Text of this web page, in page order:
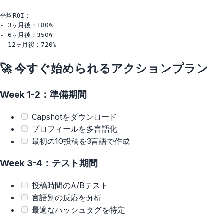
平均ROI：
- 3ヶ月後：180%
- 6ヶ月後：350%
🚀 今すぐ始められるアクションプラン
Week 1-2：準備期間
Capshotをダウンロード
プロフィールを多言語化
最初の10投稿を3言語で作成
Week 3-4：テスト期間
投稿時間のA/Bテスト
言語別の反応を分析
最適なハッシュタグを特定